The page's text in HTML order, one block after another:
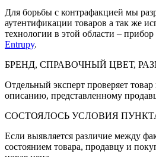
Для борьбы с контрафакцией мы
аутентификации товаров а так же
технологии в этой области –
Entrupy.
БРЕНД, СПРАВОЧНЫЙ ЦВЕТ,
Отдельный эксперт проверяет товар
описанию, представленному
СОСТОЯЛОСЬ УСЛОВИЯ
Если выявляется различие между
состоянием товара, продавцу и